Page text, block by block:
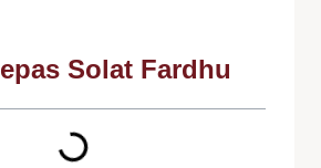
Solat Fardhu